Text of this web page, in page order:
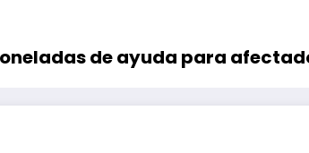
de ayuda para